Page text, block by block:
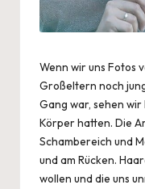
Wenn wir uns Fotos
Großeltern noch
Gang war, sehen
Körper hatten. Die
Schambereich und
und am Rücken.
wollen und die uns